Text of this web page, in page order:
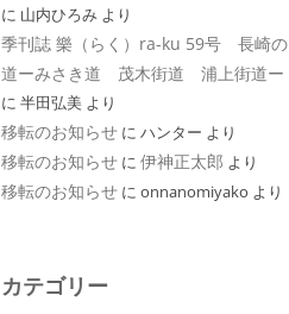
に 山内ひろみ より
季刊誌 樂（らく）ra-ku 59号 長崎の
道ーみさき道 茂木街道 浦上街道ー
に 半田弘美 より
移転のお知らせ に ハンター より
移転のお知らせ に 伊神正太郎 より
移転のお知らせ に onnanomiyako より
カテゴリー